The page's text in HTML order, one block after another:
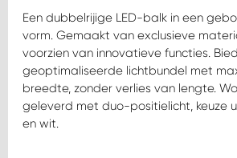
Een dubbelrijige LED-balk in een
vorm. Gemaakt van exclusieve
voorzien van innovatieve functies.
geoptimaliseerde lichtbundel met
breedte, zonder verlies van lengte.
geleverd met duo-positielicht, keuze
en wit.